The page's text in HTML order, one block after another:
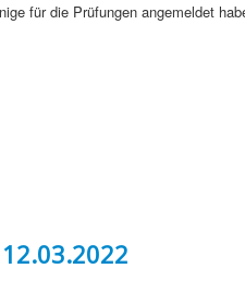
für die Prüfungen angemeldet